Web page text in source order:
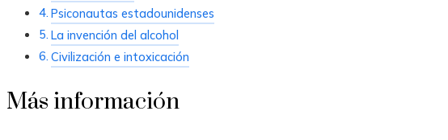
Psiconautas estadounidenses
La invención del alcohol
Civilización e intoxicación
Más información